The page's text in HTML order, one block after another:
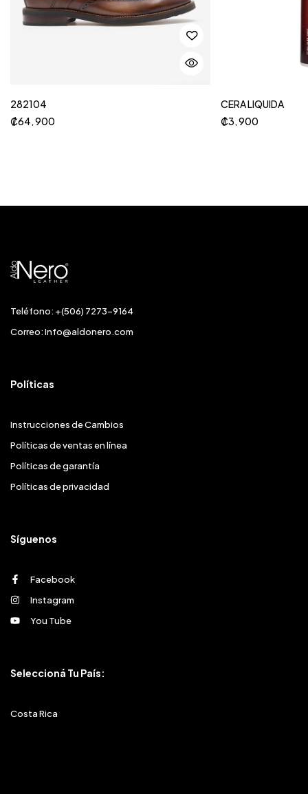
282104
₡64, 900
CERA LIQUIDA
₡3, 900
Teléfono: +(506) 7273-9164
Correo:Info@aldonero.com
Políticas
Instrucciones de Cambios
Políticas de ventas en línea
Políticas de garantía
Políticas de privacidad
Síguenos
Facebook
Instagram
You Tube
Seleccioná Tu País:
Costa Rica